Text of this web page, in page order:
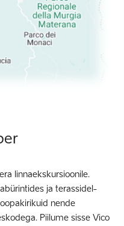
linnaekskursioonile.
ja terassidel-
nende
Piilume sisse Vico